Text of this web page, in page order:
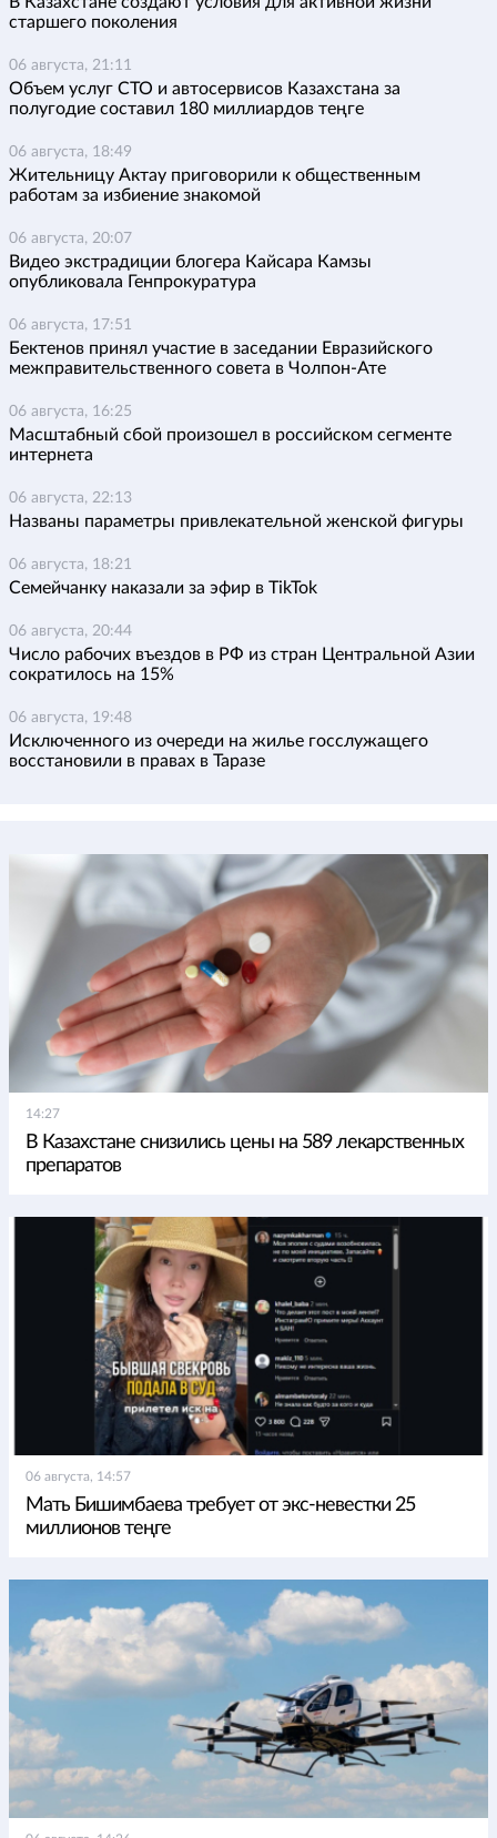
старшего поколения
06 августа, 21:11
Объем услуг СТО и автосервисов Казахстана за
полугодие составил 180 миллиардов теңге
06 августа, 18:49
Жительницу Актау приговорили к общественным
работам за избиение знакомой
06 августа, 20:07
Видео экстрадиции блогера Кайсара Камзы
опубликовала Генпрокуратура
06 августа, 17:51
Бектенов принял участие в заседании Евразийского
межправительственного совета в Чолпон-Ате
06 августа, 16:25
Масштабный сбой произошел в российском сегменте
интернета
06 августа, 22:13
Названы параметры привлекательной женской фигуры
06 августа, 18:21
Семейчанку наказали за эфир в TikTok
06 августа, 20:44
Число рабочих въездов в РФ из стран Центральной Азии
сократилось на 15%
06 августа, 19:48
Исключенного из очереди на жилье госслужащего
восстановили в правах в Таразе
14:27
В Казахстане снизились цены на 589 лекарственных
препаратов
06 августа, 14:57
Мать Бишимбаева требует от экс-невестки 25
миллионов теңге